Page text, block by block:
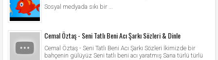
Sosyal medyada sıkı bir ...
Cemal Öztaş - Seni Tatlı Beni Acı Şarkı Sözleri & Dinle
Cemal Öztaş - Seni Tatlı Beni Acı Şarkı Sözleri İkimizde bir
bahçenin gülüyüz Seni tatlı beni acı yaratmış Sana türlü türlü